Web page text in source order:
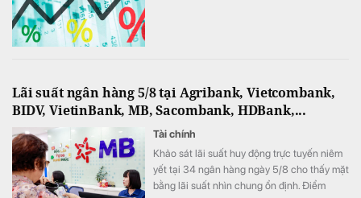
Lãi suất ngân hàng 5/8 tại Agribank, Vietcombank,
BIDV, VietinBank, MB, Sacombank, HDBank,...
Tài chính
Khảo sát lãi suất huy động trực tuyến niêm
yết tại 34 ngân hàng ngày 5/8 cho thấy mặt
bằng lãi suất nhìn chung ổn định. Điểm